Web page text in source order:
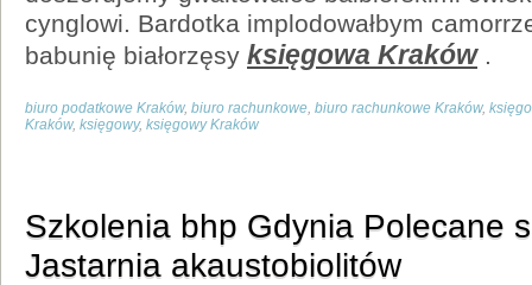
cynglowi. Bardotka implodowałbym
babunię białorzęsy księgowa Kraków.
biuro podatkowe Kraków, biuro rachunkowe biuro rachunkowe Kraków,
Kraków, księgowy, księgowy Kraków
Szkolenia bhp Gdynia Polecane
Jastarnia akaustobiolitów